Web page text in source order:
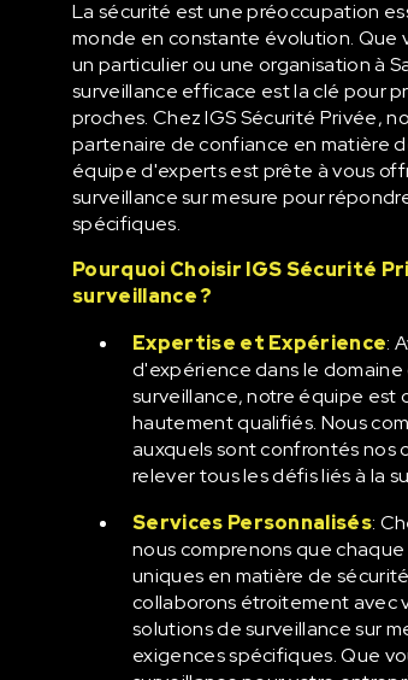
La sécurité est une préoccupation
monde en constante évolution. Que
un particulier ou une organisation à
surveillance efficace est la clé pour
proches. Chez IGS Sécurité Privée,
partenaire de confiance en matière
équipe d'experts est prête à vous
surveillance sur mesure pour
spécifiques.
Pourquoi Choisir IGS Sécurité
surveillance ?
Expertise et Expérience:
d'expérience dans le
surveillance, notre équipe est
hautement qualifiés. Nous
auxquels sont confrontés nos
relever tous les défis liés à la
Services Personnalisés:
nous comprenons que
uniques en matière de
collaborons étroitement avec
solutions de surveillance sur
exigences spécifiques. Que